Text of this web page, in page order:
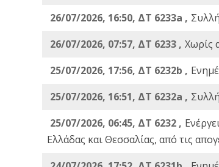
26/07/2026, 16:50, ΔΤ 6233a ,
26/07/2026, 07:57, ΔΤ 6233 , Χωρίς
25/07/2026, 17:56, ΔΤ 6232b ,
25/07/2026, 16:51, ΔΤ 6232a ,
25/07/2026, 06:45, ΔΤ 6232 ,
Ελλάδας και Θεσσαλίας, από τις